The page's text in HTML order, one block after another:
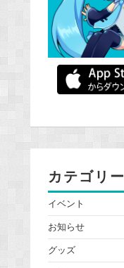
カテゴリー
イベント
お知らせ
グッズ